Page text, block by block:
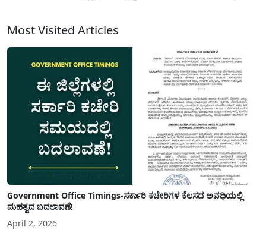
Most Visited Articles
Government Office Timings-ಸರ್ಕಾರಿ ಕಚೇರಿಗಳ ಕೆಲಸದ ಅವಧಿಯಲ್ಲಿ
ಮಹತ್ವದ ಬದಲಾವಣೆ!
April 2, 2026